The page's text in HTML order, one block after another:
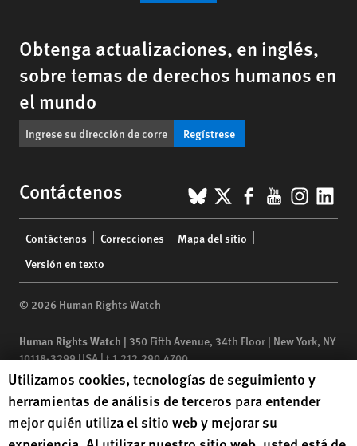
Obtenga actualizaciones, en inglés,
sobre temas de derechos humanos en
el mundo
Regístrese
Contáctenos BlueSky
X Facebook
YouTube
menu
Contáctenos Correcciones
Mapa del sitio
Versión en texto
© 2026 Human Rights Watch
Human Rights Watch | 350 Fifth Avenue, 34th Floor | New York, NY
10118-3299USA|t1.212.290.4700
Human Rights Watchis a 501(C)(3) nonprofit registered in the US
under EIN: 13-2875808
Human Rights Watch cookie preferences
Utilizamos cookies, tecnologías de seguimiento y
herramientas de análisis de terceros para entender
mejor quién utiliza el sitio web y mejorar su